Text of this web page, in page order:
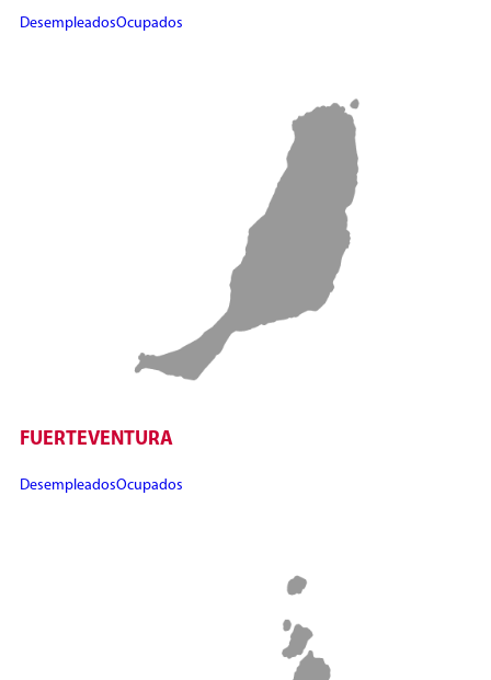
DesempleadosOcupados
FUERTEVENTURA
DesempleadosOcupados